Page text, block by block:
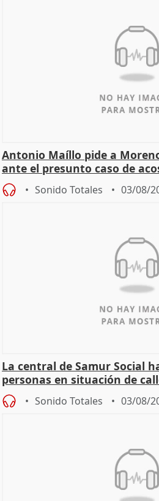
Antonio Maíllo pide a
ante el presunto caso de
Sonido Totales 03/08/
La central de Samur Social
personas en situación de
de Calor
Sonido Totales 03/08/